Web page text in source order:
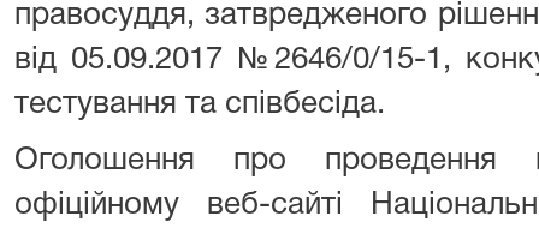
правосуддя, затвредженого
від 05.09.2017 №2646/0/15-1,
тестування та співбесіда.
Оголошення про проведення
офіційному веб-сайті